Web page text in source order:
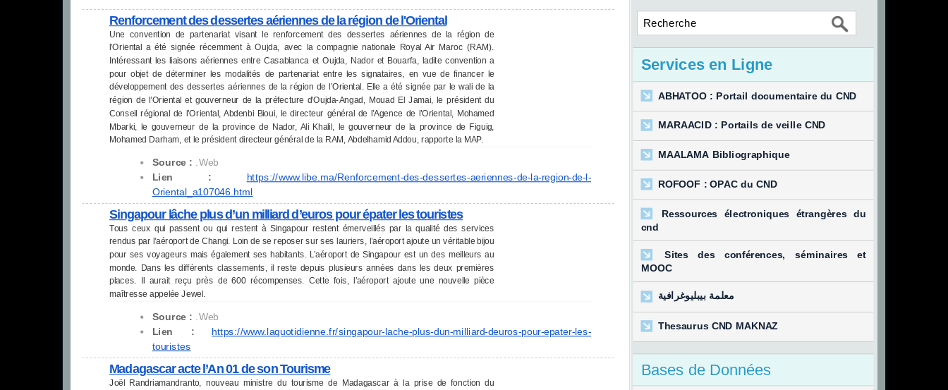
Renforcement des dessertes aériennes de la région de l'Oriental
Une convention de partenariat visant le renforcement des dessertes aériennes de la région de
l’Oriental a été signée récemment à Oujda, avec la compagnie nationale Royal Air Maroc (RAM).
Intéressant les liaisons aériennes entre Casablanca et Oujda, Nador et Bouarfa, ladite convention a
pour objet de déterminer les modalités de partenariat entre les signataires, en vue de financer le
développement des dessertes aériennes de la région de l’Oriental. Elle a été signée par le wali de la
région de l’Oriental et gouverneur de la préfecture d’Oujda-Angad, Mouad El Jamai, le président du
Conseil régional de l’Oriental, Abdenbi Bioui, le directeur général de l’Agence de l’Oriental, Mohamed
Mbarki, le gouverneur de la province de Nador, Ali Khalil, le gouverneur de la province de Figuig,
Mohamed Darham, et le président directeur général de la RAM, Abdelhamid Addou, rapporte la MAP.
Source : .Web
Lien : https://www.libe.ma/Renforcement-des-dessertes-aeriennes-de-la-region-de-l-
Oriental_a107046.html
Singapour lâche plus d’un milliard d’euros pour épater les touristes
Tous ceux qui passent ou qui restent à Singapour restent émerveillés par la qualité des services
rendus par l’aéroport de Changi. Loin de se reposer sur ses lauriers, l’aéroport ajoute un véritable bijou
pour ses voyageurs mais également ses habitants. L’aéroport de Singapour est un des meilleurs au
monde. Dans les différents classements, il reste depuis plusieurs années dans les deux premières
places. Il aurait reçu près de 600 récompenses. Cette fois, l’aéroport ajoute une nouvelle pièce
maîtresse appelée Jewel.
Source : .Web
Lien : https://www.laquotidienne.fr/singapour-lache-plus-dun-milliard-deuros-pour-epater-les-
touristes
Madagascar acte l’An 01 de son Tourisme
Joël Randriamandranto, nouveau ministre du tourisme de Madagascar à la prise de fonction du
Services en Ligne
ABHATOO : Portail documentaire du CND
MARAACID : Portails de veille CND
MAALAMA Bibliographique
ROFOOF : OPAC du CND
Ressources électroniques étrangères du
cnd
Sites des conférences, séminaires et
MOOC
معلمة بيبليوغرافية
Thesaurus CND MAKNAZ
Bases de Données